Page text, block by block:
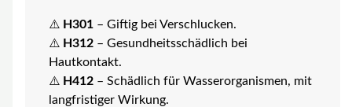
⚠️ H301– Giftig bei Verschlucken.
⚠️ H312– Gesundheitsschädlich bei
Hautkontakt.
⚠️ H412– Schädlich für Wasserorganismen, mit
langfristiger Wirkung.